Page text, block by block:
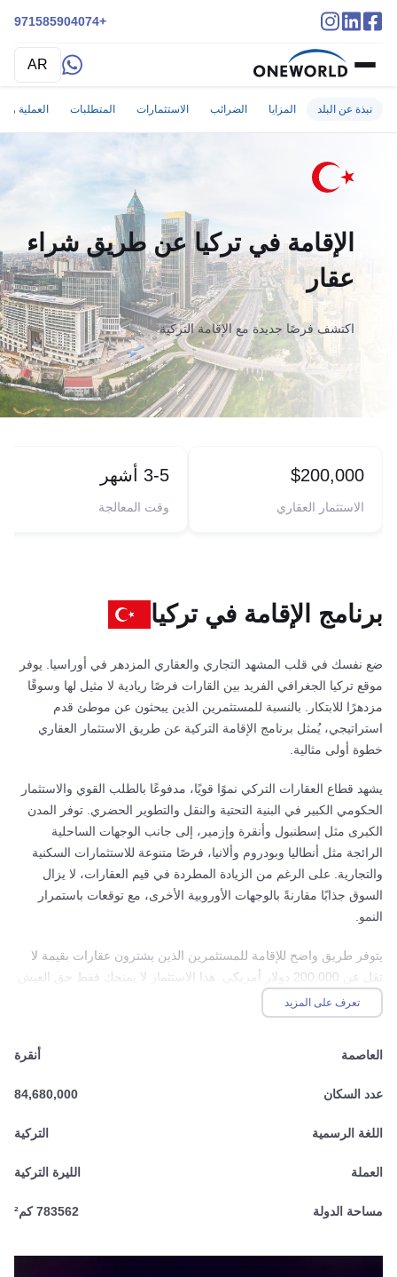
+971585904074
AR
نبذة عن البلد المزايا الضرائب الاستثمارات المتطلبات العملية
الإقامة في تركيا عن طريق شراء
عقار
اكتشف فرصًا جديدة مع الإقامة التركية
$200,000
الاستثمار العقاري
3-5 أشهر
وقت المعالجة
برنامج الإقامة في تركيا
ضع نفسك في قلب المشهد التجاري والعقاري المزدهر في أوراسيا. يوفر
موقع تركيا الجغرافي الفريد بين القارات فرصًا ريادية لا مثيل لها وسوقًا
مزدهرًا للابتكار. بالنسبة للمستثمرين الذين يبحثون عن موطئ قدم
استراتيجي، يُمثل برنامج الإقامة التركية عن طريق الاستثمار العقاري
خطوة أولى مثالية.
يشهد قطاع العقارات التركي نموًا قويًا، مدفوعًا بالطلب القوي والاستثمار
الحكومي الكبير في البنية التحتية والنقل والتطوير الحضري. توفر المدن
الكبرى مثل إسطنبول وأنقرة وإزمير، إلى جانب الوجهات الساحلية
الرائجة مثل أنطاليا وبودروم وألانيا، فرصًا متنوعة للاستثمارات السكنية
والتجارية. على الرغم من الزيادة المطردة في قيم العقارات، لا يزال
السوق جذابًا مقارنةً بالوجهات الأوروبية الأخرى، مع توقعات باستمرار
النمو.
يتوفر طريق واضح للإقامة للمستثمرين الذين يشترون عقارات بقيمة لا
تقل عن 200,000 دولار أمريكي. هذا الاستثمار لا يمنحك فقط حق العيش
في هذا البلد النابض بالحياة، بل يُعد أيضًا أصلًا ملموسًا ومُثمِرًا.
بل تضمن وصولك إلى دولة صاعدة، مليئة بإمكانات الأعمال وأسلوب
تعرف على المزيد
العاصمة أنقرة
عدد السكان 84,680,000
اللغة الرسمية التركية
العملة الليرة التركية
مساحة الدولة 783562 كم²